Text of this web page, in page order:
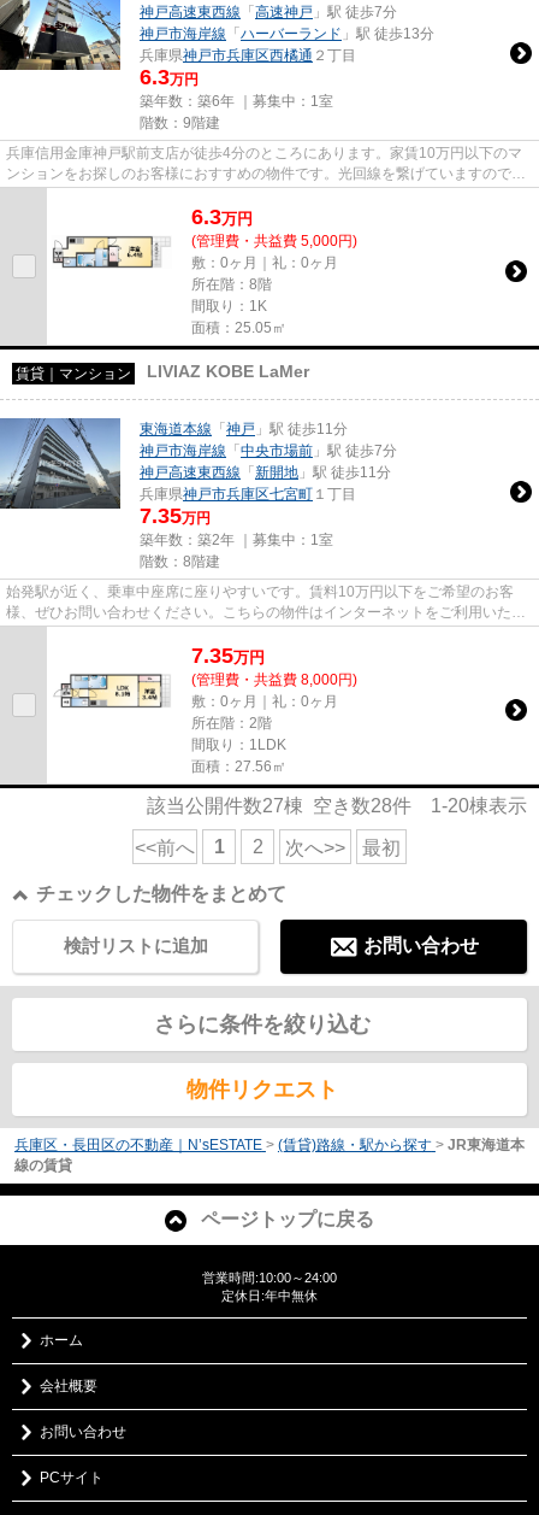
神戸高速東西線 「 高速神戸 」駅 徒歩7分
神戸市海岸線 「 ハーバーランド 」駅 徒歩13分
兵庫県神戸市兵庫区西橘通 ２丁目
6.3万円
築年数：築6年 ｜募集中： 1室
階数：9階建
兵庫信用金庫神戸駅前支店が徒歩4分のところにあります。家賃10万円以下のマ
ンションをお探しのお客様におすすめの物件です。光回線を繋げていますので通
6.3万円
(管理費・共益費 5,000円)
敷：0ヶ月｜礼：0ヶ月
所在階：8階
間取り：1K
面積：25.05㎡
賃貸｜マンション LIVIAZ KOBE LaMer
東海道本線 「 神戸 」駅 徒歩11分
神戸市海岸線 「 中央市場前 」駅 徒歩7分
神戸高速東西線 「 新開地 」駅 徒歩11分
兵庫県神戸市兵庫区七宮町 １丁目
7.35万円
築年数：築2年 ｜募集中： 1室
階数：8階建
始発駅が近く、乗車中座席に座りやすいです。賃料10万円以下をご希望のお客
様、ぜひお問い合わせください。こちらの物件はインターネットをご利用いただ
7.35万円
(管理費・共益費 8,000円)
敷：0ヶ月｜礼：0ヶ月
所在階：2階
間取り：1LDK
面積：27.56㎡
該当公開件数27棟 空き数28件 1-20棟表示
<<前へ 1 2 次へ>> 最初
チェックした物件をまとめて
お問い合わせ
検討リストに追加
さらに条件を絞り込む
物件リクエスト
兵庫区・長田区の不動産｜N’sESTATE > (賃貸)路線・駅から探す > JR東海道本
線の賃貸
ページトップに戻る
営業時間:10:00～24:00
定休日:年中無休
ホーム
会社概要
お問い合わせ
PCサイト